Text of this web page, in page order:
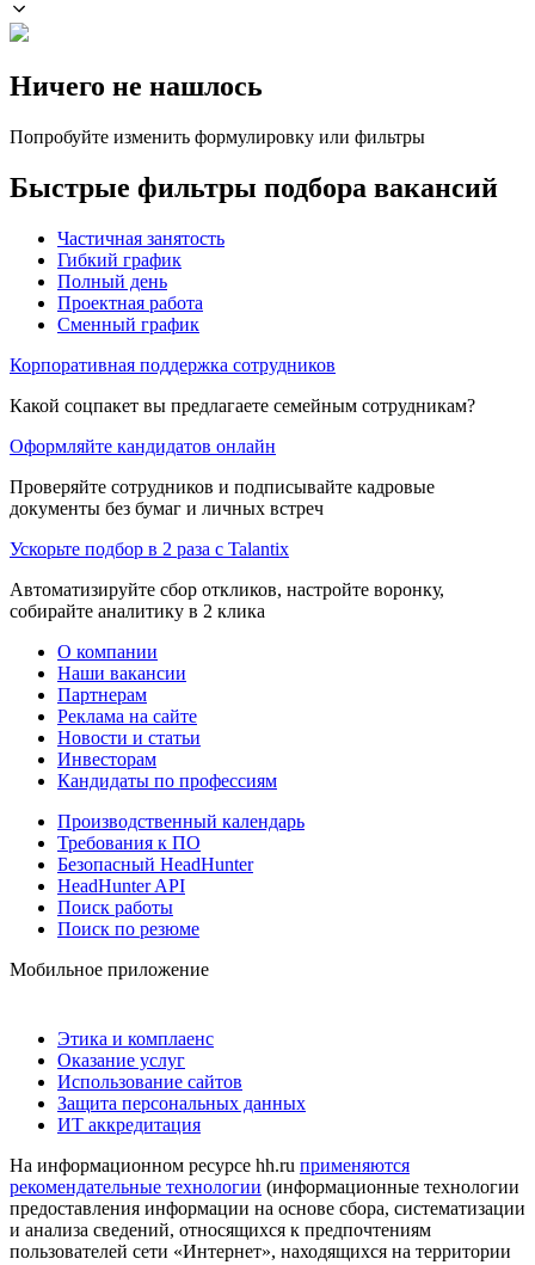
Ничего не нашлось
Попробуйте изменить формулировку или фильтры
Быстрые фильтры подбора вакансий
Частичная занятость
Гибкий график
Полный день
Проектная работа
Сменный график
Корпоративная поддержка сотрудников
Какой соцпакет вы предлагаете семейным сотрудникам?
Оформляйте кандидатов онлайн
Проверяйте сотрудников и подписывайте кадровые
документы без бумаг и личных встреч
Ускорьте подбор в 2 раза с Talantix
Автоматизируйте сбор откликов, настройте воронку,
собирайте аналитику в 2 клика
О компании
Наши вакансии
Партнерам
Реклама на сайте
Новости и статьи
Инвесторам
Кандидаты по профессиям
Производственный календарь
Требования к ПО
Безопасный HeadHunter
HeadHunter API
Поиск работы
Поиск по резюме
Мобильное приложение
Этика и комплаенс
Оказание услуг
Использование сайтов
Защита персональных данных
ИТ аккредитация
На информационном ресурсе hh.ru применяются
рекомендательные технологии (информационные технологии
предоставления информации на основе сбора, систематизации
и анализа сведений, относящихся к предпочтениям
пользователей сети «Интернет», находящихся на территории